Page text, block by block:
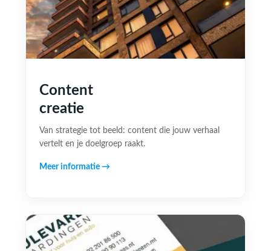
Content
creatie
Van strategie tot beeld: content die jouw verhaal
vertelt en je doelgroep raakt.
Meer informatie →